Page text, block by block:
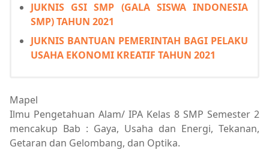
JUKNIS GSI SMP (GALA SISWA INDONESIA
SMP) TAHUN 2021
JUKNIS BANTUAN PEMERINTAH BAGI PELAKU
USAHA EKONOMI KREATIF TAHUN 2021
Mapel
Ilmu Pengetahuan Alam/ IPA Kelas 8 SMP Semester 2
mencakup Bab : Gaya, Usaha dan Energi, Tekanan,
Getaran dan Gelombang, dan Optika.